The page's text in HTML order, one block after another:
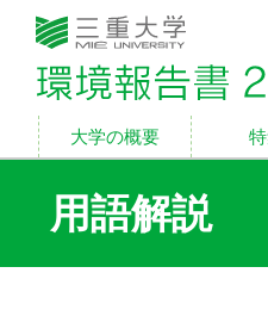
用語解説